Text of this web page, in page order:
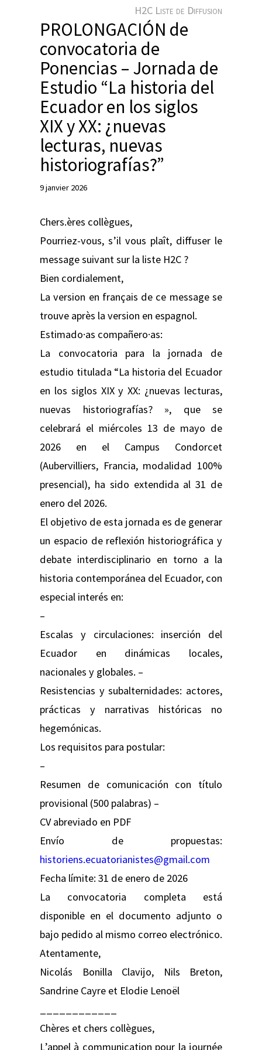
r
H2C Liste de Diffusion
PROLONGACIÓN de
convocatoria de
Ponencias – Jornada de
Estudio “La historia del
Ecuador en los siglos
XIX y XX: ¿nuevas
lecturas, nuevas
historiografías?”
9 janvier 2026
Chers.ères collègues,
Pourriez-vous, s’il vous plaît, diffuser le
message suivant sur la liste H2C ?
Bien cordialement,
La version en français de ce message se
trouve après la version en espagnol.
Estimado·as compañero·as:
La convocatoria para la jornada de
estudio titulada “La historia del Ecuador
en los siglos XIX y XX: ¿nuevas lecturas,
nuevas historiografías? », que se
celebrará el miércoles 13 de mayo de
2026 en el Campus Condorcet
(Aubervilliers, Francia, modalidad 100%
presencial), ha sido extendida al 31 de
enero del 2026.
El objetivo de esta jornada es de generar
un espacio de reflexión historiográfica y
debate interdisciplinario en torno a la
historia contemporánea del Ecuador, con
especial interés en:
–
Escalas y circulaciones: inserción del
Ecuador en dinámicas locales,
nacionales y globales. –
Resistencias y subalternidades: actores,
prácticas y narrativas históricas no
hegemónicas.
Los requisitos para postular:
–
Resumen de comunicación con título
provisional (500 palabras) –
CV abreviado en PDF
Envío de propuestas:
historiens.ecuatorianistes@gmail.com
Fecha límite: 31 de enero de 2026
La convocatoria completa está
disponible en el documento adjunto o
bajo pedido al mismo correo electrónico.
Atentamente,
Nicolás Bonilla Clavijo, Nils Breton,
Sandrine Cayre et Elodie Lenoël
Chères et chers collègues,
L’appel à communication pour la journée